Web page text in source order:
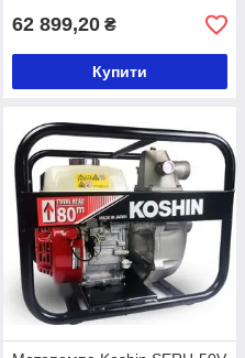
62 899,20 ₴
Купити